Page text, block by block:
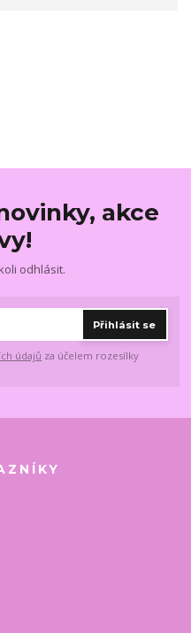
akce
odhlásit.
Přihlásit se
údajů za účelem rozesílky